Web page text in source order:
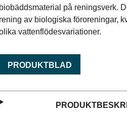
biobäddsmaterial på reningsverk.
rening av biologiska föroreningar,
vattenflödesvariationer.
PRODUKTBLAD